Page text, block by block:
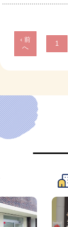
‹ 前
へ
1